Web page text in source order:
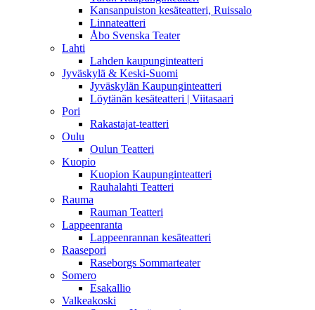
Kansanpuiston kesäteatteri, Ruissalo
Linnateatteri
Åbo Svenska Teater
Lahti
Lahden kaupunginteatteri
Jyväskylä & Keski-Suomi
Jyväskylän Kaupunginteatteri
Löytänän kesäteatteri | Viitasaari
Pori
Rakastajat-teatteri
Oulu
Oulun Teatteri
Kuopio
Kuopion Kaupunginteatteri
Rauhalahti Teatteri
Rauma
Rauman Teatteri
Lappeenranta
Lappeenrannan kesäteatteri
Raasepori
Raseborgs Sommarteater
Somero
Esakallio
Valkeakoski